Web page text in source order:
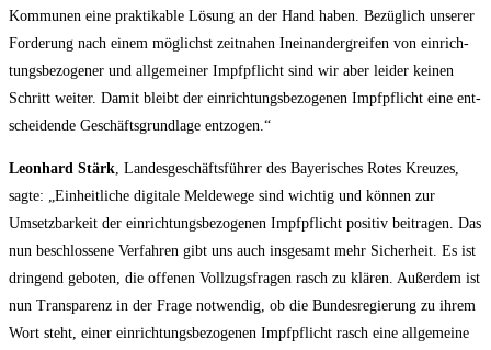
Kom­mu­nen eine prak­ti­ka­ble Lösung an der Hand haben. Bezüg­lich unse­rer
For­de­rung nach einem mög­lichst zeit­na­hen Inein­an­der­grei­fen von ein­rich­
tungs­be­zo­ge­ner und all­ge­mei­ner Impf­pflicht sind wir aber lei­der kei­nen
Schritt wei­ter. Damit bleibt der ein­rich­tungs­be­zo­ge­nen Impf­pflicht eine ent­
schei­den­de Geschäfts­grund­la­ge entzogen.“
Leon­hard Stärk , Lan­des­ge­schäfts­füh­rer des Baye­ri­sches Rotes Kreu­zes,
sag­te: „Ein­heit­li­che digi­ta­le Mel­de­we­ge sind wich­tig und kön­nen zur
Umsetz­bar­keit der ein­rich­tungs­be­zo­ge­nen Impf­pflicht posi­tiv bei­tra­gen. Das
nun beschlos­se­ne Ver­fah­ren gibt uns auch ins­ge­samt mehr Sicher­heit. Es ist
drin­gend gebo­ten, die offe­nen Voll­zugs­fra­gen rasch zu klä­ren. Außer­dem ist
nun Trans­pa­renz in der Fra­ge not­wen­dig, ob die Bun­des­re­gie­rung zu ihrem
Wort steht, einer ein­rich­tungs­be­zo­ge­nen Impf­pflicht rasch eine all­ge­mei­ne